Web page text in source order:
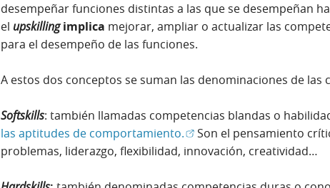
desempeñar funciones distintas a las que se desempeñan
el upskillingimplica mejorar, ampliar o actualizar las
para el desempeño de las funciones.
A estos dos conceptos se suman las denominaciones de las
Softskills: también llamadas competencias blandas o
las aptitudes de comportamiento.(Abrir en ventana nueva)
Son el pensamiento
problemas, liderazgo, flexibilidad, innovación, creatividad…